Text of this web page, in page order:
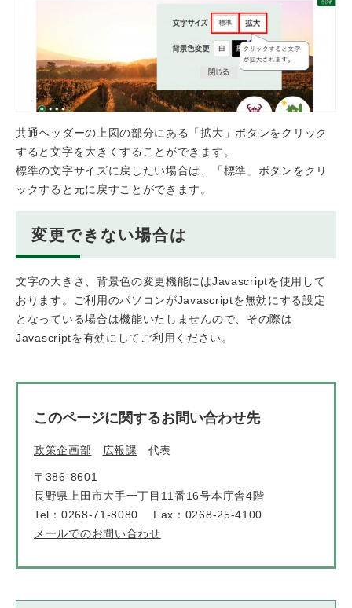
共通ヘッダーの上図の部分にある「拡大」ボタンをクリック
すると文字を大きくすることができます。
標準の文字サイズに戻したい場合は、「標準」ボタンをクリ
ックすると元に戻すことができます。
変更できない場合は
文字の大きさ、背景色の変更機能にはJavascriptを使用して
おります。ご利用のパソコンがJavascriptを無効にする設定
となっている場合は機能いたしませんので、その際は
Javascriptを有効にしてご利用ください。
このページに関するお問い合わせ先
政策企画部 広報課 代表
〒386-8601
長野県上田市大手一丁目11番16号本庁舎4階
Tel：0268-71-8080
Fax：0268-25-4100
メールでのお問い合わせ